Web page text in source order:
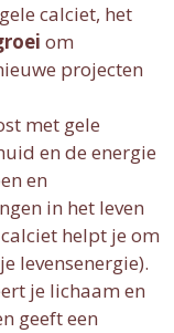
calciet, het
om
projecten
met gele
en de energie
en
in het leven
helpt je om
levensenergie).
je lichaam en
geeft een